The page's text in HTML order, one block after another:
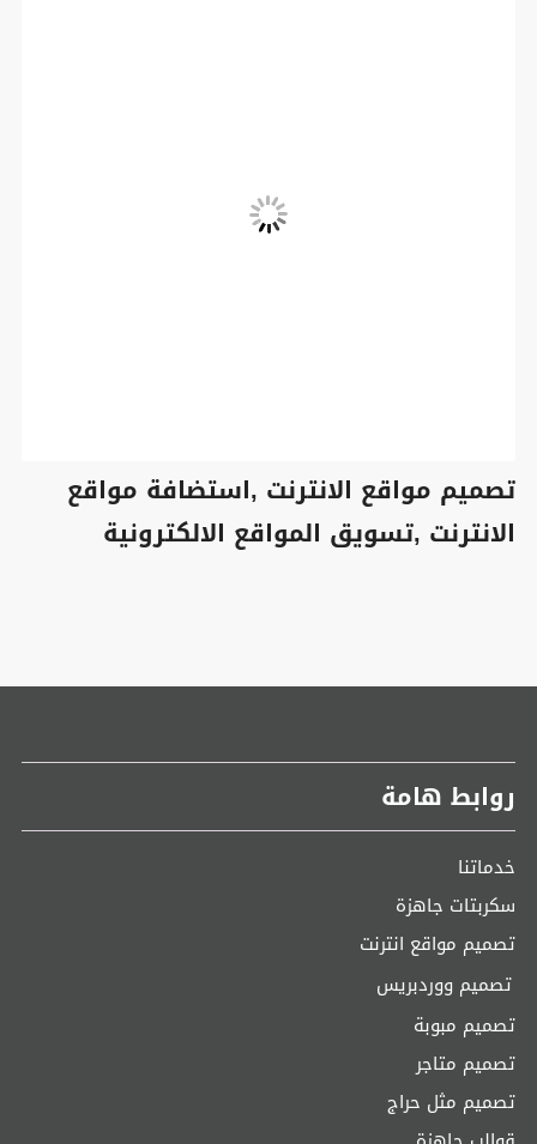
تصميم مواقع الانترنت ,استضافة مواقع
الانترنت ,تسويق المواقع الالكترونية
روابط هامة
خدماتنا
سكربتات جاهزة
تصميم مواقع انترنت
تصميم ووردبريس
تصميم مبوبة
تصميم متاجر
تصميم مثل حراج